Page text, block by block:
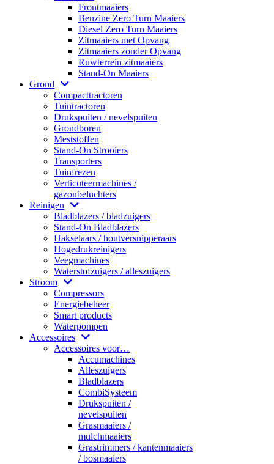
Frontmaaiers
Benzine Zero Turn Maaiers
Diesel Zero Turn Maaiers
Zitmaaiers met Opvang
Zitmaaiers zonder Opvang
Ruwterrein zitmaaiers
Stand-On Maaiers
Grond
Compacttractoren
Tuintractoren
Drukspuiten / nevelspuiten
Grondboren
Meststoffen
Stand-On Strooiers
Transporters
Tuinfrezen
Verticuteermachines /
gazonbeluchters
Reinigen
Bladblazers / bladzuigers
Stand-On Bladblazers
Hakselaars / houtversnipperaars
Hogedrukreinigers
Veegmachines
Waterstofzuigers / alleszuigers
Stroom
Compressors
Energiebeheer
Smart products
Waterpompen
Accessoires
Accessoires voor…
Accumachines
Alleszuigers
Bladblazers
CombiSysteem
Drukspuiten /
nevelspuiten
Grasmaaiers /
mulchmaaiers
Grastrimmers / kantenmaaiers
/ bosmaaiers